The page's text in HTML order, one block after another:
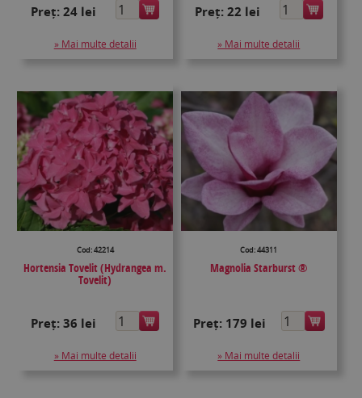
Preț:24 lei
» Mai multe detalii
Preț: 22 lei
» Mai multe detalii
Cod: 42214
Hortensia Tovelit (Hydrangea m.
Tovelit)
Preț:36 lei
» Mai multe detalii
Cod: 44311
Magnolia Starburst ®
Preț: 179 lei
» Mai multe detalii